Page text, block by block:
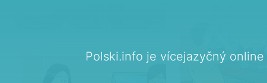
Polski.info je vícejazyčný